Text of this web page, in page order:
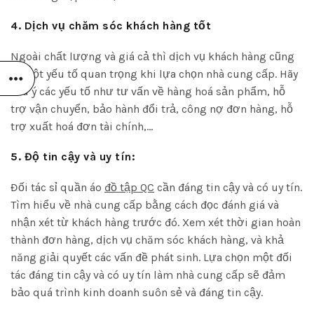
4. Dịch vụ chăm sóc khách hàng tốt
Ngoài chất lượng và giá cả thì dịch vụ khách hàng cũng
là một yếu tố quan trọng khi lựa chọn nhà cung cấp. Hãy
lưu ý các yếu tố như tư vấn về hàng hoá sản phẩm, hỗ
trợ vận chuyển, bảo hành đổi trả, công nợ đơn hàng, hỗ
trợ xuất hoá đơn tài chính,…
5. Độ tin cậy và uy tín:
Đối tác sỉ quần áo đồ tập QC cần đáng tin cậy và có uy tín.
Tìm hiểu về nhà cung cấp bằng cách đọc đánh giá và
nhận xét từ khách hàng trước đó. Xem xét thời gian hoàn
thành đơn hàng, dịch vụ chăm sóc khách hàng, và khả
năng giải quyết các vấn đề phát sinh. Lựa chọn một đối
tác đáng tin cậy và có uy tín làm nhà cung cấp sẽ đảm
bảo quá trình kinh doanh suôn sẻ và đáng tin cậy.